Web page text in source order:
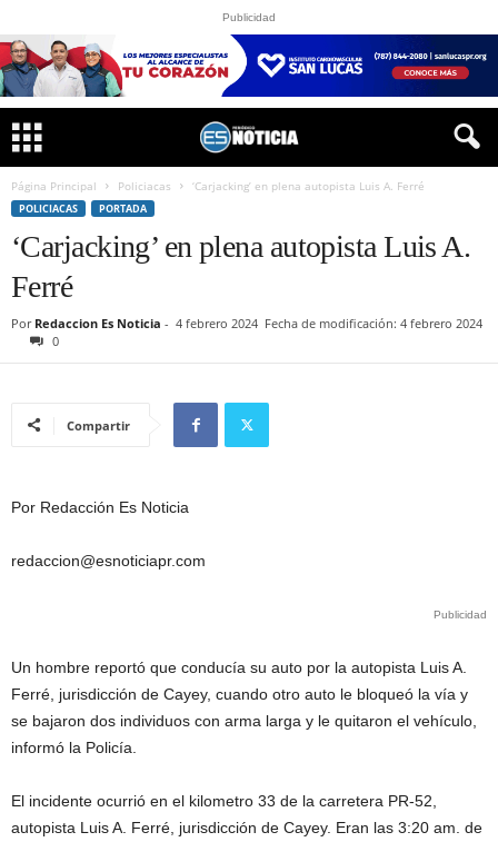
Publicidad
Página Principal Policiacas ‘Carjacking’ en plena autopista Luis A. Ferré
POLICIACAS PORTADA
‘Carjacking’ en plena autopista Luis A.
Ferré
Por Redaccion Es Noticia - 4 febrero 2024 Fecha de modificación: 4 febrero 2024
0
Compartir
Por Redacción Es Noticia
redaccion@esnoticiapr.com
Publicidad
Un hombre reportó que conducía su auto por la autopista Luis A.
Ferré, jurisdicción de Cayey, cuando otro auto le bloqueó la vía y
se bajaron dos individuos con arma larga y le quitaron el vehículo,
informó la Policía.
El incidente ocurrió en el kilometro 33 de la carretera PR-52,
autopista Luis A. Ferré, jurisdicción de Cayey. Eran las 3:20 am. de